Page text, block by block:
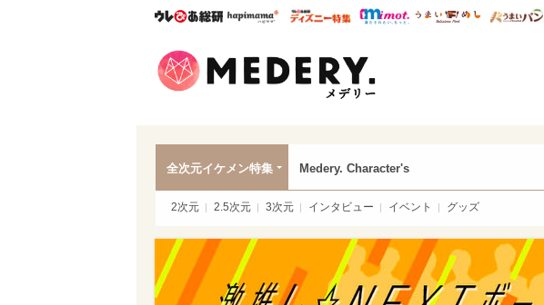
ウレぴあ総研ハピママ* ウレぴあ総研 ディズニー特集
mimot. うまいめし
全次元イケメン特集 Medery. Character's
2次元 2.5次元 3次元 インタビュー イベント グッズ